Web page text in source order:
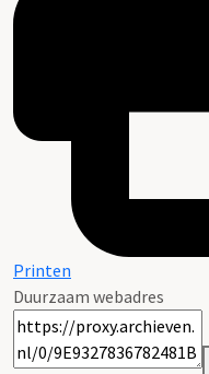
Printen
Duurzaam webadres